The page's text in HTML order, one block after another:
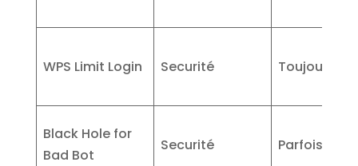
WPS Limit Login Securité Toujours
Black Hole for
Bad Bot
Securité Parfois